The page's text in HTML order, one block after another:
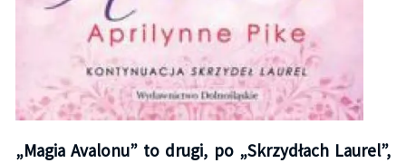
„Magia Avalonu” to drugi, po „Skrzydłach Laurel”,